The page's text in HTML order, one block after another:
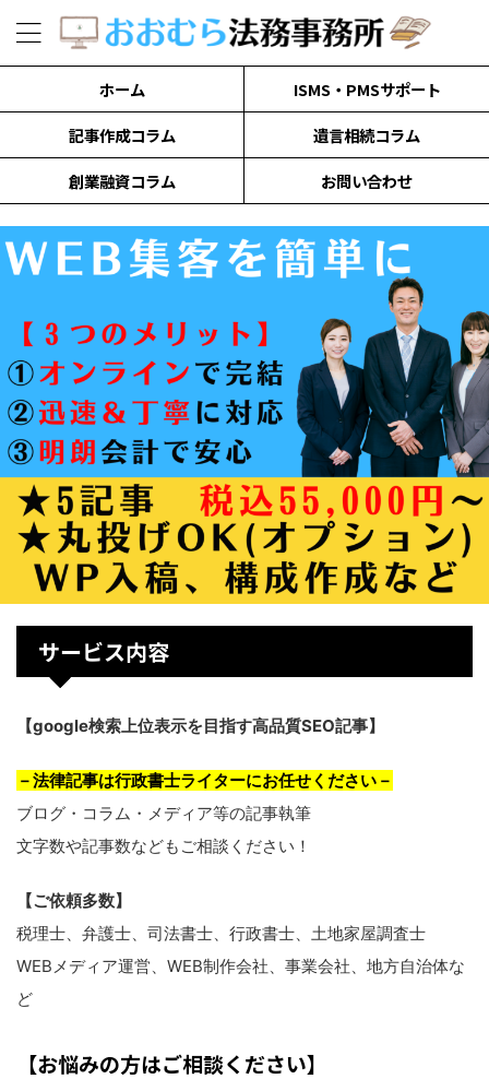
ホーム
ISMS・PMSサポート
記事作成コラム
遺言相続コラム
創業融資コラム
お問い合わせ
サービス内容
【google検索上位表示を目指す高品質SEO記事】
－法律記事は行政書士ライターにお任せください－
ブログ・コラム・メディア等の記事執筆
文字数や記事数などもご相談ください！
【ご依頼多数】
税理士、弁護士、司法書士、行政書士、土地家屋調査士
WEBメディア運営、WEB制作会社、事業会社、地方自治体な
ど
【お悩みの方はご相談ください】